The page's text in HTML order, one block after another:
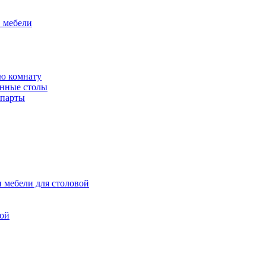
мебели
комнату
столы
для столовой